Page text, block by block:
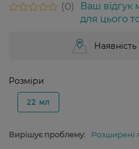
0
Ваш
для цього
Розміри
22 мл
Вирішує проблему:
Розширені